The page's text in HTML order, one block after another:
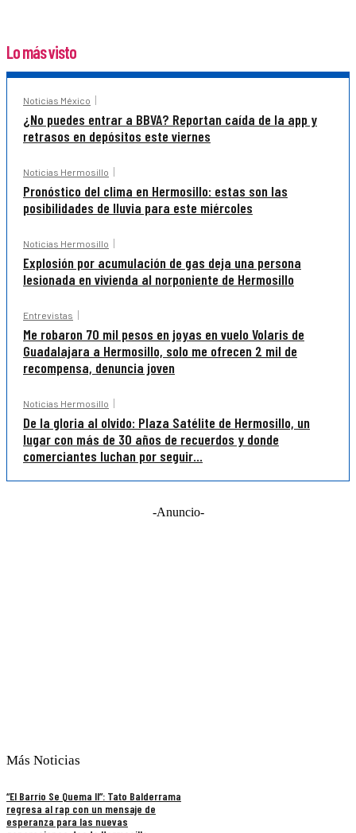
Lo más visto
Noticias México
¿No puedes entrar a BBVA? Reportan caída de la app y
retrasos en depósitos este viernes
Noticias Hermosillo
Pronóstico del clima en Hermosillo: estas son las
posibilidades de lluvia para este miércoles
Noticias Hermosillo
Explosión por acumulación de gas deja una persona
lesionada en vivienda al norponiente de Hermosillo
Entrevistas
Me robaron 70 mil pesos en joyas en vuelo Volaris de
Guadalajara a Hermosillo, solo me ofrecen 2 mil de
recompensa, denuncia joven
Noticias Hermosillo
De la gloria al olvido: Plaza Satélite de Hermosillo, un
lugar con más de 30 años de recuerdos y donde
comerciantes luchan por seguir...
-Anuncio-
Más Noticias
“El Barrio Se Quema II”: Tato Balderrama
regresa al rap con un mensaje de
esperanza para las nuevas